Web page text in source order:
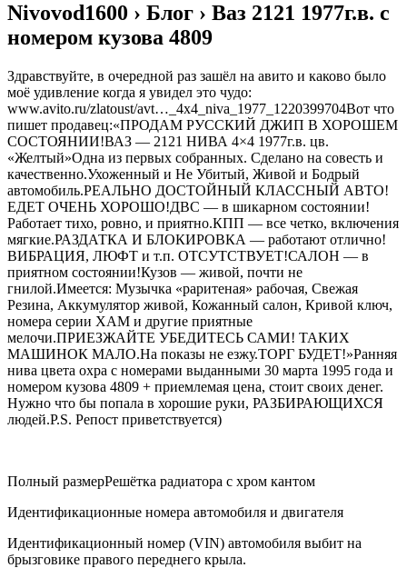
Nivovod1600 › Блог › Ваз 2121 1977г.в. с
номером кузова 4809
Здравствуйте, в очередной раз зашёл на авито и каково было
моё удивление когда я увидел это чудо:
www.avito.ru/zlatoust/avt…_4x4_niva_1977_1220399704Вот что
пишет продавец:«ПРОДАМ РУССКИЙ ДЖИП В ХОРОШЕМ
СОСТОЯНИИ!ВАЗ — 2121 НИВА 4×4 1977г.в. цв.
«Желтый»Одна из первых собранных. Сделано на совесть и
качественно.Ухоженный и Не Убитый, Живой и Бодрый
автомобиль.РЕАЛЬНО ДОСТОЙНЫЙ КЛАССНЫЙ АВТО!
ЕДЕТ ОЧЕНЬ ХОРОШО!ДВС — в шикарном состоянии!
Работает тихо, ровно, и приятно.КПП — все четко, включения
мягкие.РАЗДАТКА И БЛОКИРОВКА — работают отлично!
ВИБРАЦИЯ, ЛЮФТ и т.п. ОТСУТСТВУЕТ!САЛОН — в
приятном состоянии!Кузов — живой, почти не
гнилой.Имеется: Музычка «раритеная» рабочая, Свежая
Резина, Аккумулятор живой, Кожанный салон, Кривой ключ,
номера серии ХАМ и другие приятные
мелочи.ПРИЕЗЖАЙТЕ УБЕДИТЕСЬ САМИ! ТАКИХ
МАШИНОК МАЛО.На показы не езжу.ТОРГ БУДЕТ!»Ранняя
нива цвета охра с номерами выданными 30 марта 1995 года и
номером кузова 4809 + приемлемая цена, стоит своих денег.
Нужно что бы попала в хорошие руки, РАЗБИРАЮЩИХСЯ
людей.P.S. Репост приветствуется)
Полный размерРешётка радиатора с хром кантом
Идентификационные номера автомобиля и двигателя
Идентификационный номер (VIN) автомобиля выбит на
брызговике правого переднего крыла.